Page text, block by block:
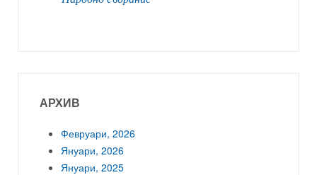
АРХИВ
Февруари, 2026
Януари, 2026
Януари, 2025